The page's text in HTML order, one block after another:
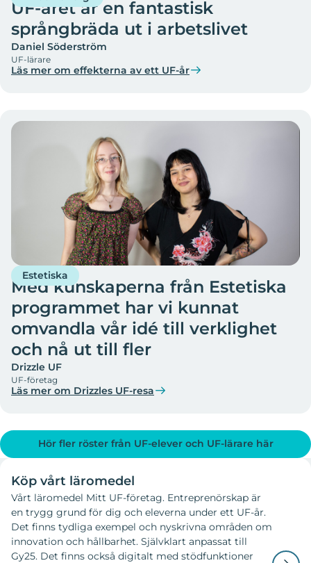
UF-året är en fantastisk
språngbräda ut i arbetslivet
Daniel Söderström
UF-lärare
Läs mer om effekterna av ett UF-år
Estetiska
Med kunskaperna från Estetiska
programmet har vi kunnat
omvandla vår idé till verklighet
och nå ut till fler
Drizzle UF
UF-företag
Läs mer om Drizzles UF-resa
Hör fler röster från UF-elever och UF-lärare här
Köp vårt läromedel
Vårt läromedel Mitt UF-företag. Entreprenörskap är
en trygg grund för dig och eleverna under ett UF-år.
Det finns tydliga exempel och nyskrivna områden om
innovation och hållbarhet. Självklart anpassat till
Gy25. Det finns också digitalt med stödfunktioner